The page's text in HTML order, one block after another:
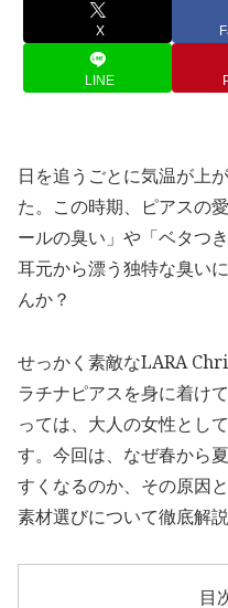
X
LINE
日を追うごとに気温が上
た。この時期、ピアスの
ールの臭い」や「ベタつ
耳元から漂う独特な臭い
んか？
せっかく素敵なLARA
ラチナピアスを身に着け
っては、大人の女性とし
す。今回は、なぜ春から
すくなるのか、その原因
素材選びについて徹底解説
目